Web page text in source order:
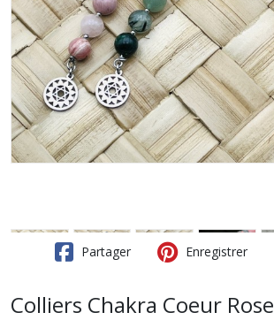
Partager Enregistrer
Colliers Chakra Coeur Rose